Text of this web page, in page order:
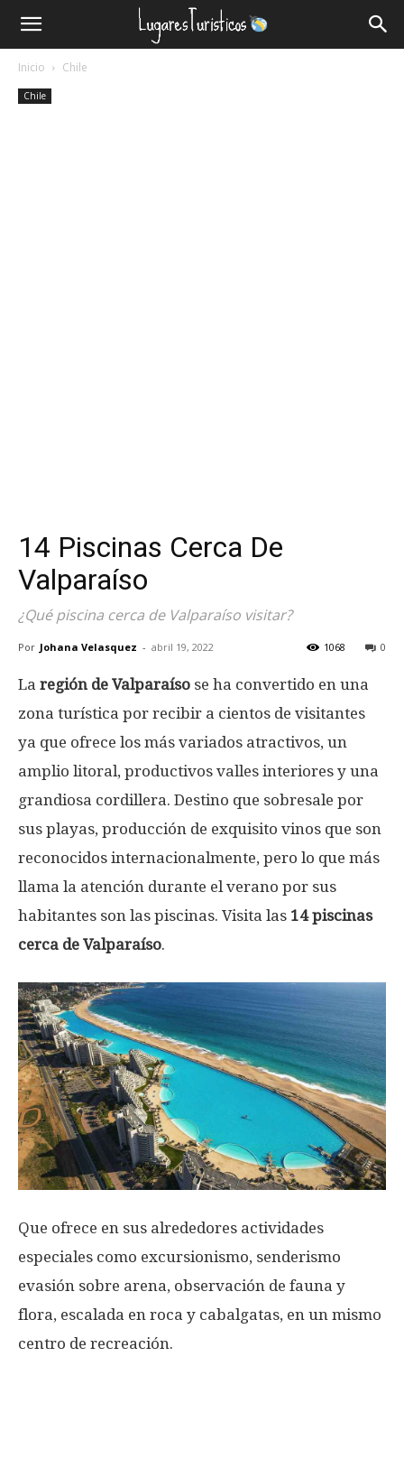
Lugares
Turísticos
Inicio Chile
Chile
14 Piscinas Cerca De
Valparaíso
¿Qué piscina cerca de Valparaíso visitar?
Por Johana Velasquez - abril 19, 2022 0
1068
La región de Valparaíso se ha convertido en una
zona turística por recibir a cientos de visitantes
ya que ofrece los más variados atractivos, un
amplio litoral, productivos valles interiores y una
grandiosa cordillera. Destino que sobresale por
sus playas, producción de exquisito vinos que son
reconocidos internacionalmente, pero lo que más
llama la atención durante el verano por sus
habitantes son las piscinas. Visita las 14 piscinas
cerca de Valparaíso.
Que ofrece en sus alrededores actividades
especiales como excursionismo, senderismo
evasión sobre arena, observación de fauna y
flora, escalada en roca y cabalgatas, en un mismo
centro de recreación.